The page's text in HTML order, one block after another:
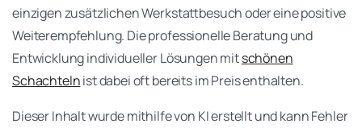
einzigen zusätzlichen Werkstattbesuch oder eine positive
Weiterempfehlung. Die professionelle Beratung und
Entwicklung individueller Lösungen mitschönen
Schachtelnist dabei oft bereits im Preis enthalten.
Dieser Inhalt wurde mithilfe von KI erstellt und kann Fehler